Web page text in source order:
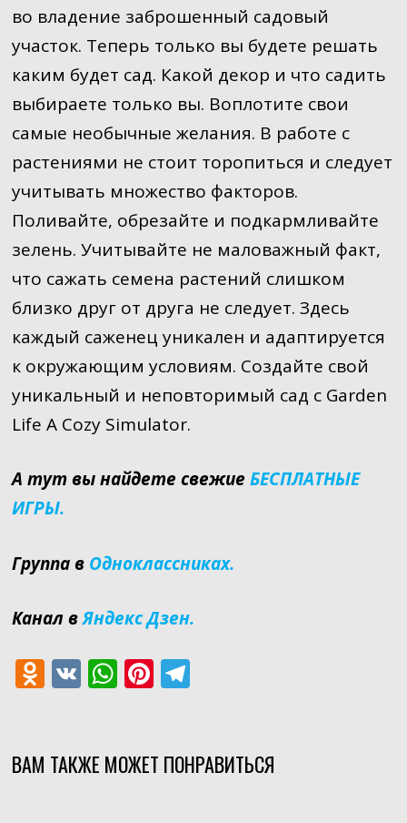
во владение заброшенный садовый
участок. Теперь только вы будете решать
каким будет сад. Какой декор и что садить
выбираете только вы. Воплотите свои
самые необычные желания. В работе с
растениями не стоит торопиться и следует
учитывать множество факторов.
Поливайте, обрезайте и подкармливайте
зелень. Учитывайте не маловажный факт,
что сажать семена растений слишком
близко друг от друга не следует. Здесь
каждый саженец уникален и адаптируется
к окружающим условиям. Создайте свой
уникальный и неповторимый сад с Garden
Life A Cozy Simulator.
А тут вы найдете свежие БЕСПЛАТНЫЕ
ИГРЫ.
Группа в Одноклассниках.
Канал вЯндекс Дзен.
O
o
V W
s
Pi
e
T
gr
ВАМ ТАКЖЕ МОЖЕТ ПОНРАВИТЬСЯ